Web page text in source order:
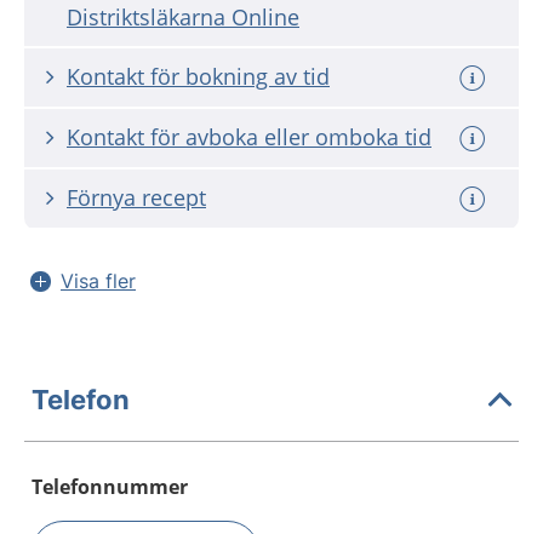
Distriktsläkarna Online
Kontakt för bokning av tid
Kontakt för avboka eller omboka tid
Förnya recept
Visa fler
Telefon
Telefonnummer